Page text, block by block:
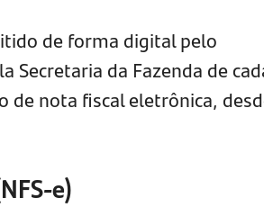
de forma digital pelo
Secretaria da Fazenda de
de nota fiscal eletrônica,
e)